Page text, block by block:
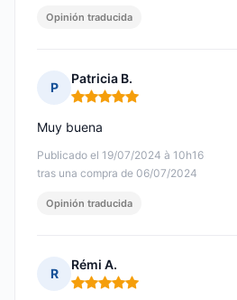
Opinión traducida
P
Patricia B.
Nota: 5 de 5
Publicado el 19/07/2024 à 10h16
tras una compra de 06/07/2024
Muy buena
Opinión traducida
R
Rémi A.
Nota: 5 de 5